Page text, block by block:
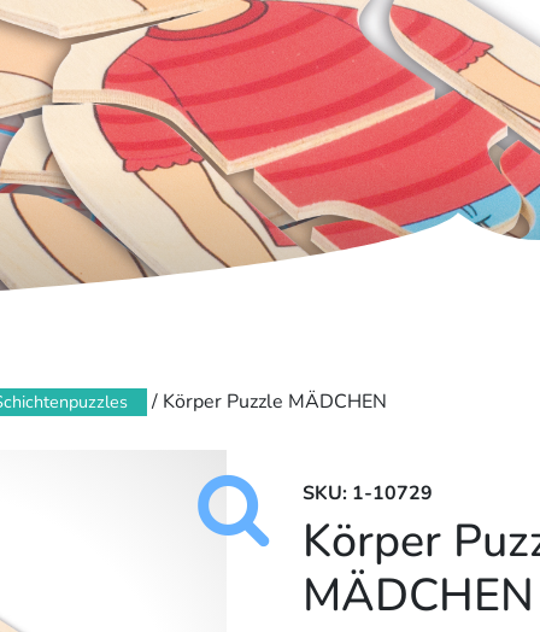
/ Körper Puzzle MÄDCHEN
SKU: 1-10729
Körper
MÄDCHEN